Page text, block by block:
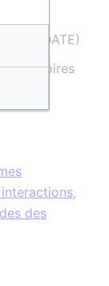
(DATE)
Territoires
,
des